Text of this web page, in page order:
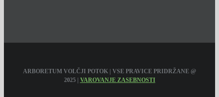
ARBORETUM VOLČJI POTOK | VSE PRAVICE PRIDRŽANE @
2025 | VAROVANJE ZASEBNOSTI